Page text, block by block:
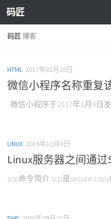
Skip to content
码匠
码匠博客
HTML 2017年02月20日
微信小程序名称重复
微信小程序于2017年1月9日
LINUX 2016年12月8日
Linux服务器之间通过
scp命令简介 scp是secure